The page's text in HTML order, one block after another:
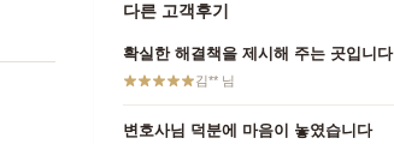
다른 고객후기
확실한 해결책을 제시해 주는 곳입니다
김** 님
변호사님 덕분에 마음이 놓였습니다